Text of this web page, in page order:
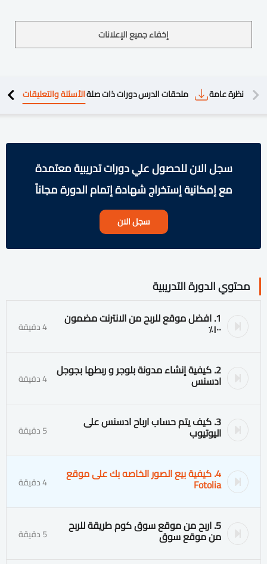
إخفاء جميع الإعلانات
نظرة عامة ملحقات الدرسدورات ذات صلةالأسئلة والتعليقات
سجل الان للحصول علي دورات تدريبية معتمدة
مع إمكانية إستخراج شهادة إتمام الدورة مجاناً
سجل الان
محتوي الدورة التدريبية
1. افضل موقع للربح من الانترنت مضمون
١٠٠٪ 4 دقيقة
2. كيفية إنشاء مدونة بلوجر و ربطها بجوجل
ادسنس 4 دقيقة
3. كيف يتم حساب ارباح ادسنس على
اليوتيوب 5 دقيقة
4. كيفية بيع الصور الخاصه بك على موقع
Fotolia 4 دقيقة
5. اربح من موقع سوق كوم طريقة للربح
من موقع سوق 5 دقيقة